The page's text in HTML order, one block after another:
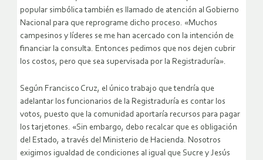
popular simbólica también es llamado de atención al Gobierno
Nacional para que reprograme dicho proceso. «Muchos
campesinos y líderes se me han acercado con la intención de
financiar la consulta. Entonces pedimos que nos dejen cubrir
los costos, pero que sea supervisada por la Registraduría».
Según Francisco Cruz, el único trabajo que tendría que
adelantar los funcionarios de la Registraduría es contar los
votos, puesto que la comunidad aportaría recursos para pagar
los tarjetones. «Sin embargo, debo recalcar que es obligación
del Estado, a través del Ministerio de Hacienda. Nosotros
exigimos igualdad de condiciones al igual que Sucre y Jesús